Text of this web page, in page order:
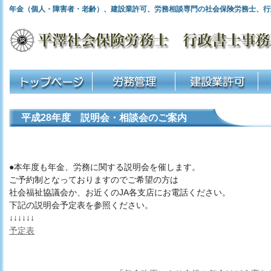
年金（個人・障害者・老齢）、建設業許可、労務相談専門の社会保険労務士、
平成28年度 説明会・相談会のご案内
●本年度も年金、労務に関する説明会を催します。
ご予約制となっておりますのでご希望の方は
社会福祉協議会か、お近くのJA各支店にお電話ください。
下記の説明会予定表を参照ください。
↓↓↓↓↓↓
予定表